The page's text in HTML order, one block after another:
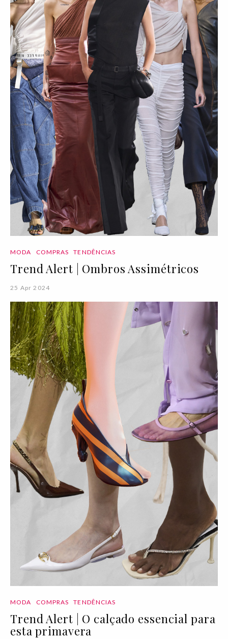
MODA COMPRAS TENDÊNCIAS
Trend Alert | Ombros Assimétricos
25 Apr 2024
MODA COMPRAS TENDÊNCIAS
Trend Alert | O calçado essencial para
esta primavera